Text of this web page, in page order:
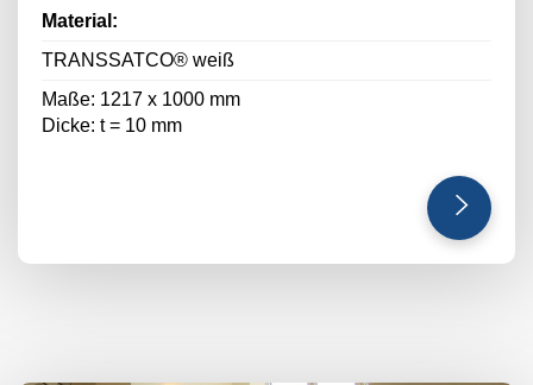
Material:
TRANSSATCO® weiß
Maße: 1217 x 1000 mm
Dicke: t = 10 mm